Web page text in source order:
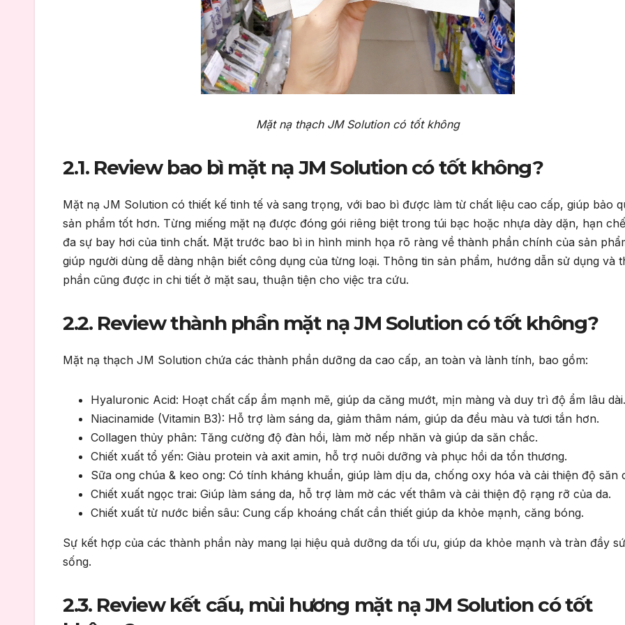
Mặt nạ thạch JM Solution có tốt không
2.1. Review bao bì mặt nạ JM Solution có tốt không?
Mặt nạ JM Solution có thiết kế tinh tế và sang trọng, với bao bì được làm từ chất liệu cao cấp, giúp bảo
sản phẩm tốt hơn. Từng miếng mặt nạ được đóng gói riêng biệt trong túi bạc hoặc nhựa dày dặn, hạn
đa sự bay hơi của tinh chất. Mặt trước bao bì in hình minh họa rõ ràng về thành phần chính của sản
giúp người dùng dễ dàng nhận biết công dụng của từng loại. Thông tin sản phẩm, hướng dẫn sử dụng và
phần cũng được in chi tiết ở mặt sau, thuận tiện cho việc tra cứu.
2.2. Review thành phần mặt nạ JM Solution có tốt không?
Mặt nạ thạch JM Solution chứa các thành phần dưỡng da cao cấp, an toàn và lành tính, bao gồm:
Hyaluronic Acid: Hoạt chất cấp ẩm mạnh mẽ, giúp da căng mướt, mịn màng và duy trì độ ẩm lâu dài.
Niacinamide (Vitamin B3): Hỗ trợ làm sáng da, giảm thâm nám, giúp da đều màu và tươi tắn hơn.
Collagen thủy phân: Tăng cường độ đàn hồi, làm mờ nếp nhăn và giúp da săn chắc.
Chiết xuất tổ yến: Giàu protein và axit amin, hỗ trợ nuôi dưỡng và phục hồi da tổn thương.
Sữa ong chúa & keo ong: Có tính kháng khuẩn, giúp làm dịu da, chống oxy hóa và cải thiện độ săn
Chiết xuất ngọc trai: Giúp làm sáng da, hỗ trợ làm mờ các vết thâm và cải thiện độ rạng rỡ của da.
Chiết xuất từ nước biển sâu: Cung cấp khoáng chất cần thiết giúp da khỏe mạnh, căng bóng.
Sự kết hợp của các thành phần này mang lại hiệu quả dưỡng da tối ưu, giúp da khỏe mạnh và tràn đầy
sống.
2.3. Review kết cấu, mùi hương mặt nạ JM Solution có tốt